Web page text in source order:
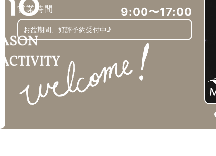
営業時間 9:00〜17:00
お盆期間、好評予約受付中♪